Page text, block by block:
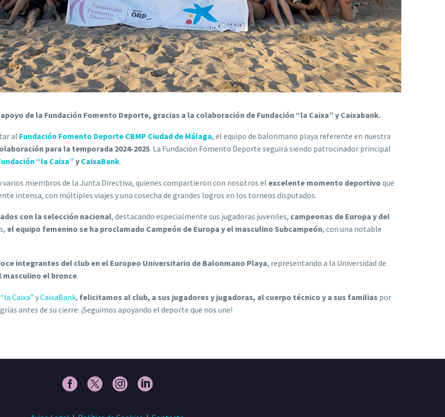
de la Fundación Fomento Deporte, gracias a la colaboración de Fundación “la Caixa” y Caixabank.
al Fundación Fomento Deporte CBMP Ciudad de Málaga, el equipo de balonmano playa referente en nuestra
para la temporada 2024-2025. La Fundación Fomento Deporte seguirá siendo patrocinador principal
“la Caixa”y CaixaBank.
varios miembros de la Junta Directiva, quienes compartieron con nosotros el excelente momento deportivo que
intensa, con múltiples viajes y una cosecha de grandes logros en los torneos disputados.
con la selección nacional, destacando especialmente sus jugadoras juveniles, campeonas de Europa y del
el equipo femenino se ha proclamado Campeón de Europa y el masculino Subcampeón, con una notable
integrantes del club en el Europeo Universitario de Balonmano Playa, representando a la Universidad de
el bronce.
Caixa”yCaixaBank, felicitamos al club, a sus jugadores y jugadoras, al cuerpo técnico y a sus familias por
antes de su cierre. ¡Seguimos apoyando el deporte que nos une!